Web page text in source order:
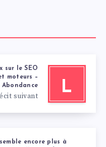
L
sur le SEO
moteurs –
Abondance
suivant
encore plus à